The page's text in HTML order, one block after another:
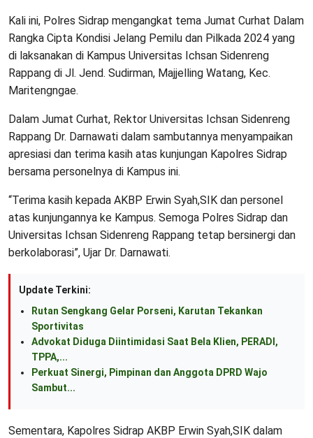
Kali ini, Polres Sidrap mengangkat tema Jumat Curhat Dalam
Rangka Cipta Kondisi Jelang Pemilu dan Pilkada 2024 yang
di laksanakan di Kampus Universitas Ichsan Sidenreng
Rappang di Jl. Jend. Sudirman, Majjelling Watang, Kec.
Maritengngae.
Dalam Jumat Curhat, Rektor Universitas Ichsan Sidenreng
Rappang Dr. Darnawati dalam sambutannya menyampaikan
apresiasi dan terima kasih atas kunjungan Kapolres Sidrap
bersama personelnya di Kampus ini.
“Terima kasih kepada AKBP Erwin Syah,SIK dan personel
atas kunjungannya ke Kampus. Semoga Polres Sidrap dan
Universitas Ichsan Sidenreng Rappang tetap bersinergi dan
berkolaborasi”, Ujar Dr. Darnawati.
Update Terkini:
Rutan Sengkang Gelar Porseni, Karutan Tekankan
Sportivitas
Advokat Diduga Diintimidasi Saat Bela Klien, PERADI,
TPPA,...
Perkuat Sinergi, Pimpinan dan Anggota DPRD Wajo
Sambut...
Sementara, Kapolres Sidrap AKBP Erwin Syah,SIK dalam